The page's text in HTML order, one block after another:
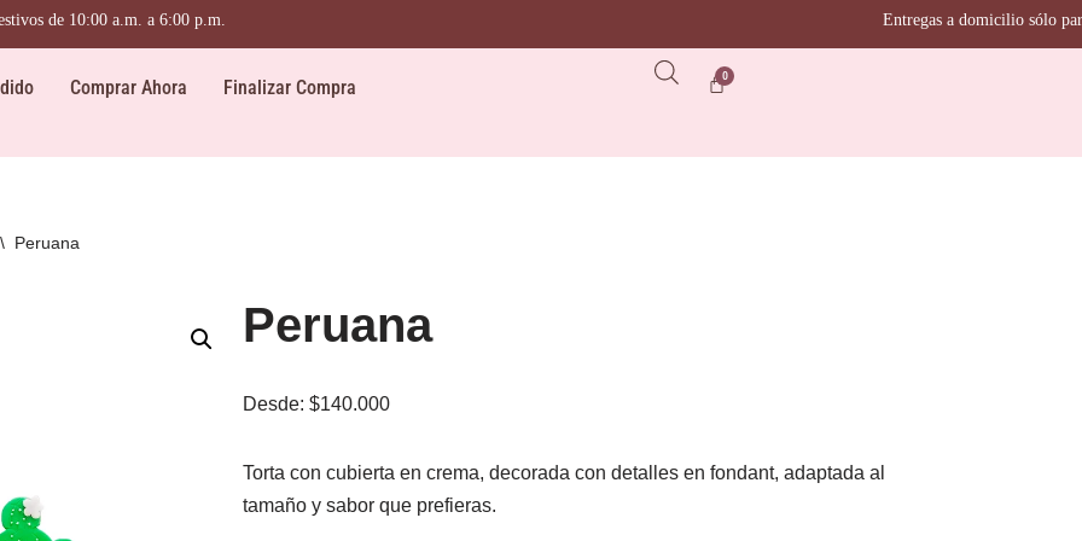
a.m. a 6:00 p.m. Entregas a domicilio sólo para la
Comprar Ahora Finalizar Compra
\ Peruana
Peruana
Desde:$140.000
Torta con cubierta en crema, decorada con detalles en fondant, adaptada al
tamaño y sabor que prefieras.